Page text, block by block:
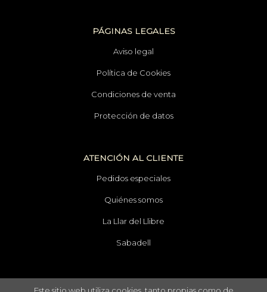
PÁGINAS LEGALES
Aviso legal
Política de Cookies
Condiciones de venta
Protección de datos
ATENCIÓN AL CLIENTE
Pedidos especiales
Quiénes somos
La Llar del Llibre
Sabadell